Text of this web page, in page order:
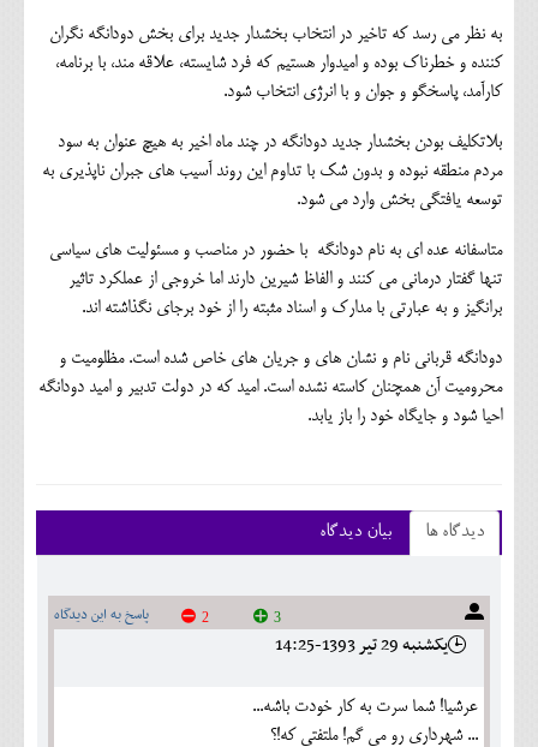
به نظر می رسد که تاخیر در انتخاب بخشدار جدید برای بخش دودانگه نگران
کننده و خطرناک بوده و امیدوار هستیم که فرد شایسته، علاقه مند، با برنامه،
کارآمد، پاسخگو و جوان و با انرژی انتخاب شود.
بلاتکلیف بودن بخشدار جدید دودانگه در چند ماه اخیر به هیچ عنوان به سود
مردم منطقه نبوده و بدون شک با تداوم این روند آسیب های جبران ناپذیری به
توسعه یافتگی بخش وارد می شود.
متاسفانه عده ای به نام دودانگه با حضور در مناصب و مسئولیت های سیاسی
تنها گفتار درمانی می کنند و الفاظ شیرین دارند اما خروجی از عملکرد تاثیر
برانگیز و به عبارتی با مدارک و اسناد مثبته را از خود برجای نگذاشته اند.
دودانگه قربانی نام و نشان های و جریان های خاص شده است. مظلومیت و
محرومیت آن همچنان کاسته نشده است. امید که در دولت تدبیر و امید دودانگه
احیا شود و جایگاه خود را باز یابد.
دیدگاه ها بیان دیدگاه
پاسخ به این دیدگاه 3
2
يکشنبه 29 تير 1393-14:25
عرشیا! شما سرت به کار خودت باشه...
... شهرداری رو می گم! ملتفتی که!؟